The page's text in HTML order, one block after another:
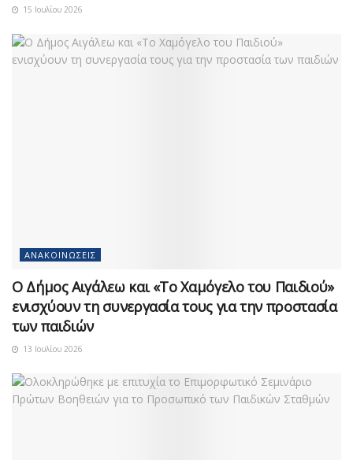
15 Ιουλίου 2026
ΑΝΑΚΟΙΝΏΣΕΙΣ
Ο Δήμος Αιγάλεω και «Το Χαμόγελο του Παιδιού»
ενισχύουν τη συνεργασία τους για την προστασία
των παιδιών
13 Ιουλίου 2026